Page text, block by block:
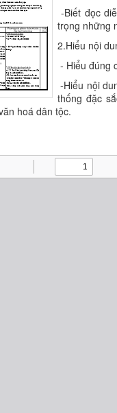
-Biết đọc
trọng những
2.Hiểu nội
- Hiểu đúng
-Hiểu nội
thống đặc
hoá dân tộc.